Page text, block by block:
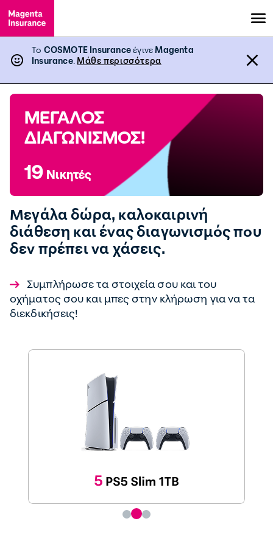
Το COSMOTE Insuranceέγινε Magenta
Insurance. Μάθε περισσότερα
ΜΕΓΑΛΟΣ
ΔΙΑΓΩΝΙΣΜΟΣ!
19 Νικητές
Μεγάλα δώρα, καλοκαιρινή
διάθεση και ένας διαγωνισμός που
δεν πρέπει να χάσεις.
Συμπλήρωσε τα στοιχεία σου και του
οχήματος σου και μπες στην κλήρωση για να τα
διεκδικήσεις!